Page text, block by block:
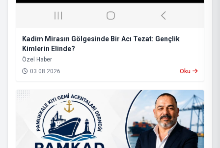
Kadim Mirasın Gölgesinde Bir Acı Tezat: Gençlik
Kimlerin Elinde?
​Özel Haber
03.08.2026
Oku